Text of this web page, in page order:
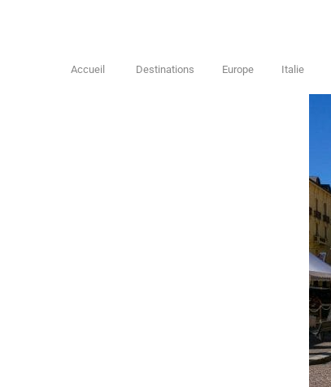
Accueil Destinations Europe Italie